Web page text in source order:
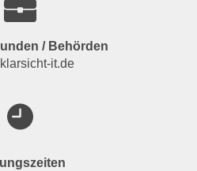
/ Behörden
it.de